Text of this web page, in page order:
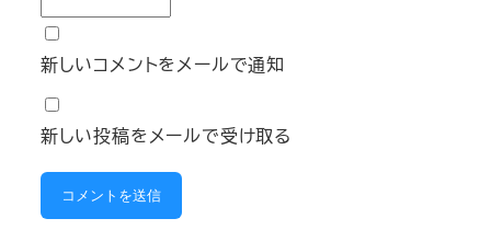
新しいコメントをメールで通知
新しい投稿をメールで受け取る